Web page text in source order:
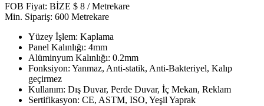
FOB Fiyat: BİZE $ 8 / Metrekare
Min. Sipariş: 600 Metrekare
Yüzey İşlem: Kaplama
Panel Kalınlığı: 4mm
Alüminyum Kalınlığı: 0.2mm
Fonksiyon: Yanmaz, Anti-statik, Anti-Bakteriyel, Kalıp
geçirmez
Kullanım: Dış Duvar, Perde Duvar, İç Mekan, Reklam
Sertifikasyon: CE, ASTM, ISO, Yeşil Yaprak